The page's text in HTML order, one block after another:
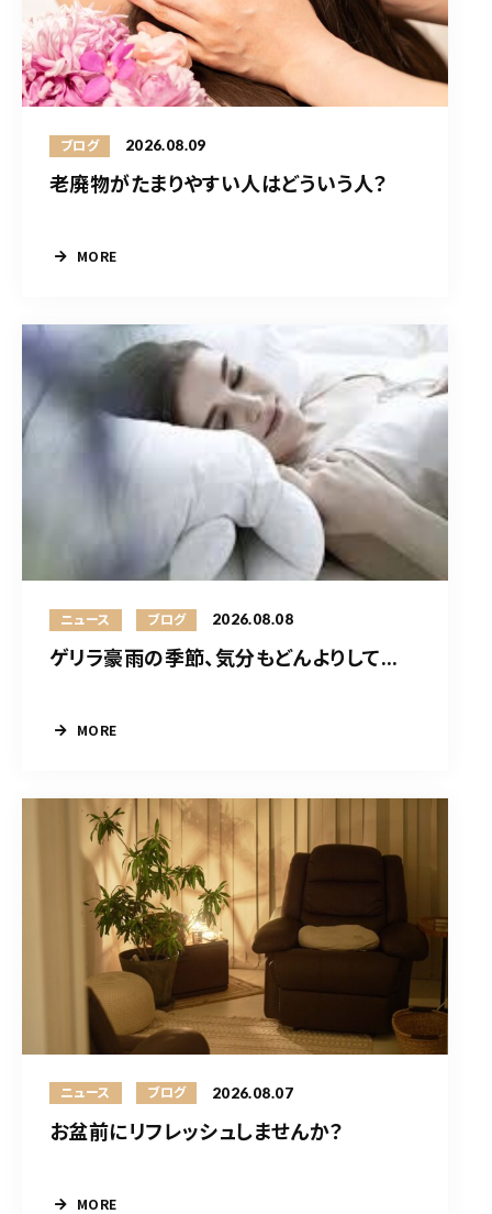
ブログ 2026.08.09
老廃物がたまりやすい人はどういう人？
MORE
ニュース ブログ 2026.08.08
ゲリラ豪雨の季節、気分もどんよりして...
MORE
ニュース ブログ 2026.08.07
お盆前にリフレッシュしませんか？
MORE